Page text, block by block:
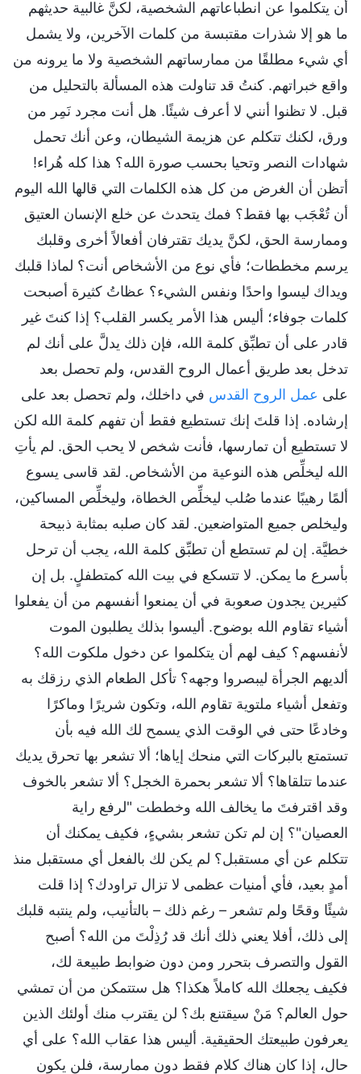
أن يتكلموا عن انطباعاتهم الشخصية، لكنَّ غالبية حديثهم
ما هو إلا شذرات مقتبسة من كلمات الآخرين، ولا يشمل
أي شيء مطلقًا من ممارساتهم الشخصية ولا ما يرونه من
واقع خبراتهم. كنتُ قد تناولت هذه المسألة بالتحليل من
قبل. لا تظنوا أنني لا أعرف شيئًا. هل أنت مجرد نَمِر من
ورق، لكنك تتكلم عن هزيمة الشيطان، وعن أنك تحمل
شهادات النصر وتحيا بحسب صورة الله؟ هذا كله هُراء!
أتظن أن الغرض من كل هذه الكلمات التي قالها الله اليوم
أن تُعْجَب بها فقط؟ فمك يتحدث عن خلع الإنسان العتيق
وممارسة الحق، لكنَّ يديك تقترفان أفعالاً أخرى وقلبك
يرسم مخططات؛ فأي نوع من الأشخاص أنت؟ لماذا قلبك
ويداك ليسوا واحدًا ونفس الشيء؟ عظاتُ كثيرة أصبحت
كلمات جوفاء؛ أليس هذا الأمر يكسر القلب؟ إذا كنتَ غير
قادر على أن تطبِّق كلمة الله، فإن ذلك يدلَّ على أنك لم
تدخل بعد طريق أعمال الروح القدس، ولم تحصل بعد
على عمل الروح القدس في داخلك، ولم تحصل بعد على
إرشاده. إذا قلتَ إنك تستطيع فقط أن تفهم كلمة الله لكن
لا تستطيع أن تمارسها، فأنت شخص لا يحب الحق. لم يأتِ
الله ليخلِّص هذه النوعية من الأشخاص. لقد قاسى يسوع
ألمًا رهيبًا عندما صُلب ليخلِّص الخطاة، وليخلِّص المساكين،
وليخلص جميع المتواضعين. لقد كان صلبه بمثابة ذبيحة
خطيَّة. إن لم تستطع أن تطبِّق كلمة الله، يجب أن ترحل
بأسرع ما يمكن. لا تتسكع في بيت الله كمتطفلٍ. بل إن
كثيرين يجدون صعوبة في أن يمنعوا أنفسهم من أن يفعلوا
أشياء تقاوم الله بوضوح. أليسوا بذلك يطلبون الموت
لأنفسهم؟ كيف لهم أن يتكلموا عن دخول ملكوت الله؟
ألديهم الجرأة ليبصروا وجهه؟ تأكل الطعام الذي رزقك به
وتفعل أشياء ملتوية تقاوم الله، وتكون شريرًا وماكرًا
وخادعًا حتى في الوقت الذي يسمح لك الله فيه بأن
تستمتع بالبركات التي منحك إياها؛ ألا تشعر بها تحرق يديك
عندما تتلقاها؟ ألا تشعر بحمرة الخجل؟ ألا تشعر بالخوف
وقد اقترفتَ ما يخالف الله وخططت "لرفع راية
العصيان"؟ إن لم تكن تشعر بشيءٍ، فكيف يمكنك أن
تتكلم عن أي مستقبل؟ لم يكن لك بالفعل أي مستقبل منذ
أمدٍ بعيد، فأي أمنيات عظمى لا تزال تراودك؟ إذا قلت
شيئًا وقحًا ولم تشعر – رغم ذلك – بالتأنيب، ولم ينتبه قلبك
إلى ذلك، أفلا يعني ذلك أنك قد رُذِلْتَ من الله؟ أصبح
القول والتصرف بتحرر ومن دون ضوابط طبيعة لك،
فكيف يجعلك الله كاملاً هكذا؟ هل ستتمكن من أن تمشي
حول العالم؟ مَنْ سيقتنع بك؟ لن يقترب منك أولئك الذين
يعرفون طبيعتك الحقيقية. أليس هذا عقاب الله؟ على أي
حال، إذا كان هناك كلام فقط دون ممارسة، فلن يكون